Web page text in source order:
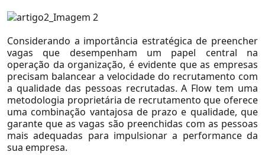
Private Equity e Venture Capital
Petróleo e Gás
Agronegócio
Consumo e Varejo
Educação
Logística e Transportes
Mineração e Siderurgia
Na Mídia
Considerando a importância estratégica de preencher
vagas que desempenham um papel central na
operação da organização, é evidente que as empresas
precisam balancear a velocidade do recrutamento com
a qualidade das pessoas recrutadas. A Flow tem uma
metodologia proprietária de recrutamento que oferece
uma combinação vantajosa de prazo e qualidade, que
garante que as vagas são preenchidas com as pessoas
mais adequadas para impulsionar a performance da
sua empresa.